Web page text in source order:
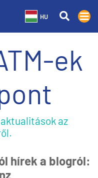
HU
ek
az
hírek a blogról: